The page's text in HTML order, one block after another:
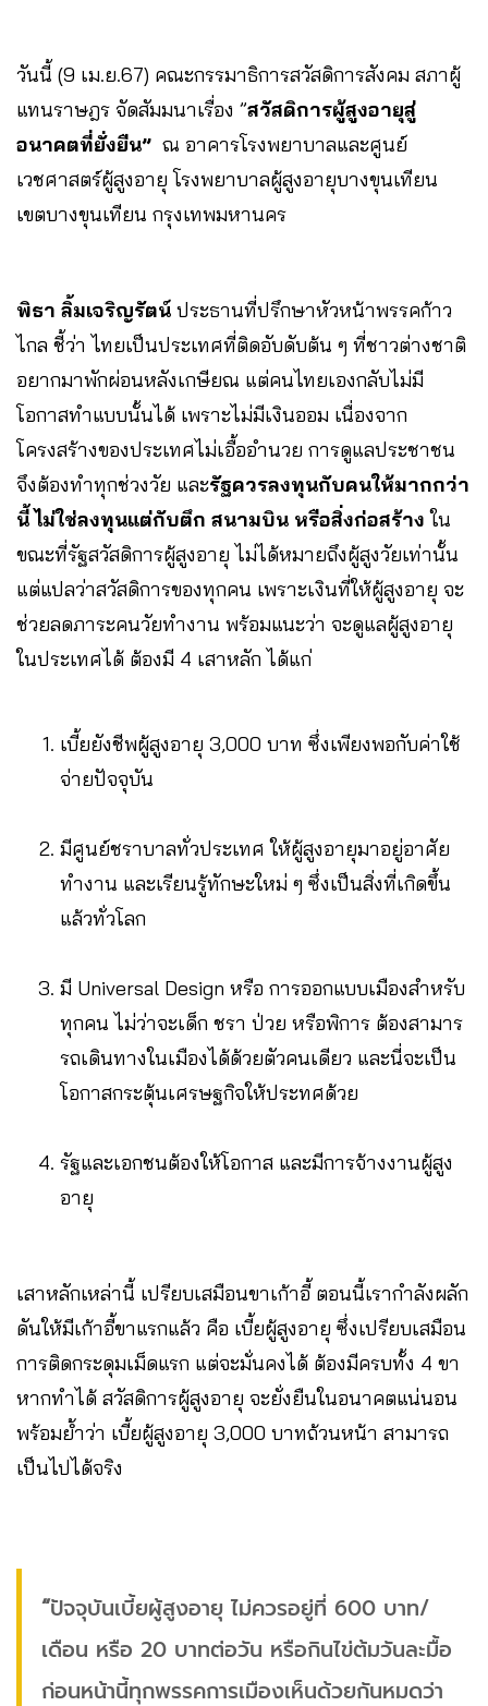
วันนี้ (9 เม.ย.67) คณะกรรมาธิการสวัสดิการสังคม สภาผู้
แทนราษฎร จัดสัมมนาเรื่อง ”สวัสดิการผู้สูงอายุสู่
อนาคตที่ยั่งยืน” ณ อาคารโรงพยาบาลและศูนย์
เวชศาสตร์ผู้สูงอายุ โรงพยาบาลผู้สูงอายุบางขุนเทียน
เขตบางขุนเทียน กรุงเทพมหานคร
พิธา ลิ้มเจริญรัตน์ ประธานที่ปรึกษาหัวหน้าพรรคก้าว
ไกล ชี้ว่า ไทยเป็นประเทศที่ติดอับดับต้น ๆ ที่ชาวต่างชาติ
อยากมาพักผ่อนหลังเกษียณ แต่คนไทยเองกลับไม่มี
โอกาสทำแบบนั้นได้ เพราะไม่มีเงินออม เนื่องจาก
โครงสร้างของประเทศไม่เอื้ออำนวย การดูแลประชาชน
จึงต้องทำทุกช่วงวัย และรัฐควรลงทุนกับคนให้มากกว่า
นี้ ไม่ใช่ลงทุนแต่กับตึก สนามบิน หรือสิ่งก่อสร้างใน
ขณะที่รัฐสวัสดิการผู้สูงอายุ ไม่ได้หมายถึงผู้สูงวัยเท่านั้น
แต่แปลว่าสวัสดิการของทุกคน เพราะเงินที่ให้ผู้สูงอายุ จะ
ช่วยลดภาระคนวัยทำงาน พร้อมแนะว่า จะดูแลผู้สูงอายุ
ในประเทศได้ ต้องมี 4 เสาหลัก ได้แก่
เบี้ยยังชีพผู้สูงอายุ 3,000 บาท ซึ่งเพียงพอกับค่าใช้
จ่ายปัจจุบัน
มีศูนย์ชราบาลทั่วประเทศ ให้ผู้สูงอายุมาอยู่อาศัย
ทำงาน และเรียนรู้ทักษะใหม่ ๆ ซึ่งเป็นสิ่งที่เกิดขึ้น
แล้วทั่วโลก
มี Universal Design หรือ การออกแบบเมืองสำหรับ
ทุกคน ไม่ว่าจะเด็ก ชรา ป่วย หรือพิการ ต้องสามาร
รถเดินทางในเมืองได้ด้วยตัวคนเดียว และนี่จะเป็น
โอกาสกระตุ้นเศรษฐกิจให้ประทศด้วย
รัฐและเอกชนต้องให้โอกาส และมีการจ้างงานผู้สูง
อายุ
เสาหลักเหล่านี้ เปรียบเสมือนขาเก้าอี้ ตอนนี้เรากำลังผลัก
ดันให้มีเก้าอี้ขาแรกแล้ว คือ เบี้ยผู้สูงอายุ ซึ่งเปรียบเสมือน
การติดกระดุมเม็ดแรก แต่จะมั่นคงได้ ต้องมีครบทั้ง 4 ขา
หากทำได้ สวัสดิการผู้สูงอายุ จะยั่งยืนในอนาคตแน่นอน
พร้อมย้ำว่า เบี้ยผู้สูงอายุ 3,000 บาทถ้วนหน้า สามารถ
เป็นไปได้จริง
“ปัจจุบันเบี้ยผู้สูงอายุ ไม่ควรอยู่ที่ 600 บาท/
เดือน หรือ 20 บาทต่อวัน หรือกินไข่ต้มวันละมื้อ
ก่อนหน้านี้ทุกพรรคการเมืองเห็นด้วยกันหมดว่า